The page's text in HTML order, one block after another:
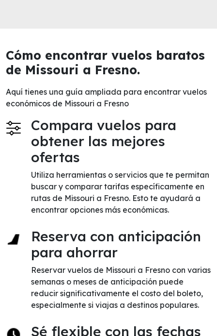
Cómo encontrar vuelos baratos
de Missouri a Fresno.
Aquí tienes una guía ampliada para encontrar vuelos
económicos de Missouri a Fresno
Compara vuelos para
obtener las mejores
ofertas
Utiliza herramientas o servicios que te permitan
buscar y comparar tarifas específicamente en
rutas de Missouri a Fresno. Esto te ayudará a
encontrar opciones más económicas.
Reserva con anticipación
para ahorrar
Reservar vuelos de Missouri a Fresno con varias
semanas o meses de anticipación puede
reducir significativamente el costo del boleto,
especialmente si viajas a destinos populares.
Sé flexible con las fechas